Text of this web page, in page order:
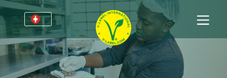
Pour les entreprises
Informations pour les producteurs
Secteurs